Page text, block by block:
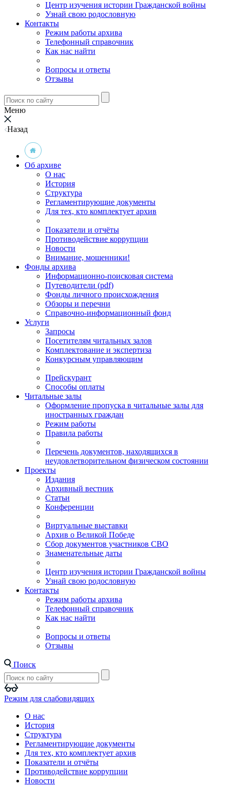
Центр изучения истории Гражданской войны
Узнай свою родословную
Контакты
Режим работы архива
Телефонный справочник
Как нас найти
Вопросы и ответы
Отзывы
Меню
Назад
Об архиве
О нас
История
Структура
Регламентирующие документы
Для тех, кто комплектует архив
Показатели и отчёты
Противодействие коррупции
Новости
Внимание, мошенники!
Фонды архива
Информационно-поисковая система
Путеводители (pdf)
Фонды личного происхождения
Обзоры и перечни
Справочно-информационный фонд
Услуги
Запросы
Посетителям читальных залов
Комплектование и экспертиза
Конкурсным управляющим
Прейскурант
Способы оплаты
Читальные залы
Оформление пропуска в читальные залы для
иностранных граждан
Режим работы
Правила работы
Перечень документов, находящихся в
неудовлетворительном физическом состоянии
Проекты
Издания
Архивный вестник
Статьи
Конференции
Виртуальные выставки
Архив о Великой Победе
Сбор документов участников СВО
Знаменательные даты
Центр изучения истории Гражданской войны
Узнай свою родословную
Контакты
Режим работы архива
Телефонный справочник
Как нас найти
Вопросы и ответы
Отзывы
Поиск
Режим для слабовидящих
О нас
История
Структура
Регламентирующие документы
Для тех, кто комплектует архив
Показатели и отчёты
Противодействие коррупции
Новости